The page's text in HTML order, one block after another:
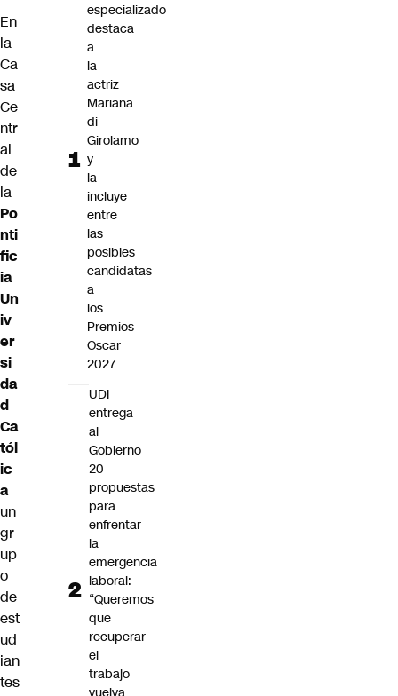
En
la
Ca
sa
Ce
ntr
al
de
la
Po
nti
fic
ia
Un
iv
er
si
da
d
Ca
tól
ic
a
un
gr
up
o
de
est
ud
ian
tes
especializado
destaca
a
la
actriz
Mariana
di
Girolamo
y
la
incluye
entre
las
posibles
candidatas
a
los
Premios
Oscar
2027
UDI
entrega
al
Gobierno
20
propuestas
para
enfrentar
la
emergencia
laboral:
“Queremos
que
recuperar
el
trabajo
vuelva